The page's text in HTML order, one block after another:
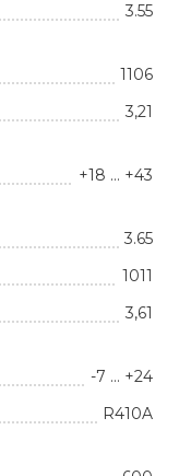
3.55
1106
3,21
+18 … +43
3.65
1011
3,61
-7 … +24
R410A